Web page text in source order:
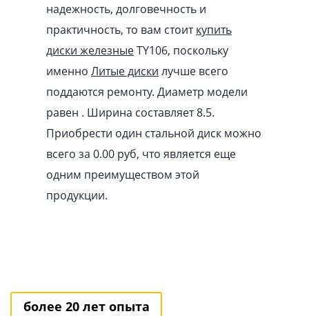
надежность, долговечность и
практичность, то вам стоиткупить
диски железныеTY106, поскольку
именно Литые диски лучше всего
поддаются ремонту. Диаметр модели
равен . Ширина составляет 8.5.
Приобрести один стальной диск можно
всего за 0.00 pуб, что является еще
одним преимуществом этой
продукции.
более 20 лет опыта